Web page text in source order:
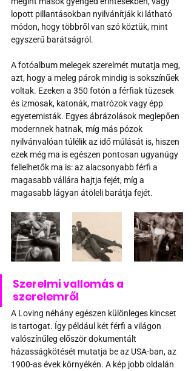
lopott pillantásokban nyilvánítják ki látható
módon, hogy többről van szó köztük, mint
egyszerű barátságról.
A fotóalbum melegek szerelmét mutatja meg,
azt, hogy a meleg párok mindig is sokszínűek
voltak. Ezeken a 350 fotón a férfiak tüzesek
és izmosak, katonák, matrózok vagy épp
egyetemisták. Egyes ábrázolások meglepően
modernnek hatnak, míg más pózok
nyilvánvalóan túlélik az idő múlását is, hiszen
ezek még ma is egészen pontosan ugyanúgy
fellelhetők ma is: az alacsonyabb férfi a
magasabb vállára hajtja fejét, míg a
magasabb lágyan átöleli barátja fejét.
Szerelmi vallomás a
szerelemről
A Loving néhány egészen különleges kincset
is tartogat. Így például két férfi a világon
valószínűleg először dokumentált
házasságkötését mutatja be az USA-ban, az
1900-as évek környékén. A kép jobb oldalán